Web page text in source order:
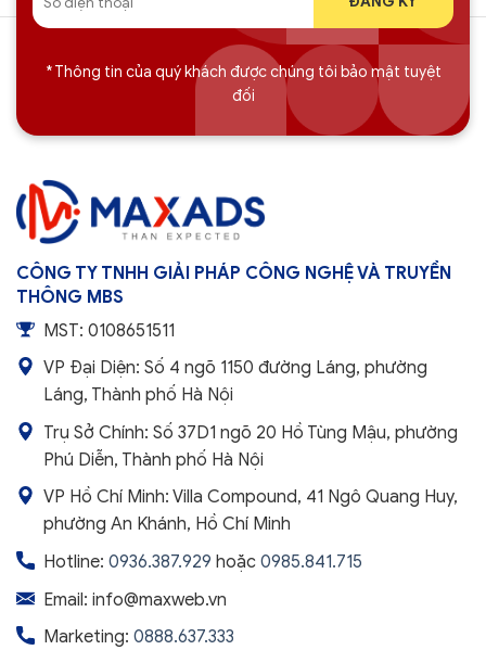
* Thông tin của quý khách được chúng tôi bảo mật tuyệt
đối
CÔNG TY TNHH GIẢI PHÁP CÔNG NGHỆ VÀ TRUYỀN
THÔNG MBS
MST: 0108651511
VP Đại Diện: Số 4 ngõ 1150 đường Láng, phường
Láng, Thành phố Hà Nội
Trụ Sở Chính: Số 37D1 ngõ 20 Hồ Tùng Mậu, phường
Phú Diễn, Thành phố Hà Nội
VP Hồ Chí Minh: Villa Compound, 41 Ngô Quang Huy,
phường An Khánh, Hồ Chí Minh
Hotline: 0936.387.929 hoặc 0985.841.715
Email: info@maxweb.vn
Marketing: 0888.637.333